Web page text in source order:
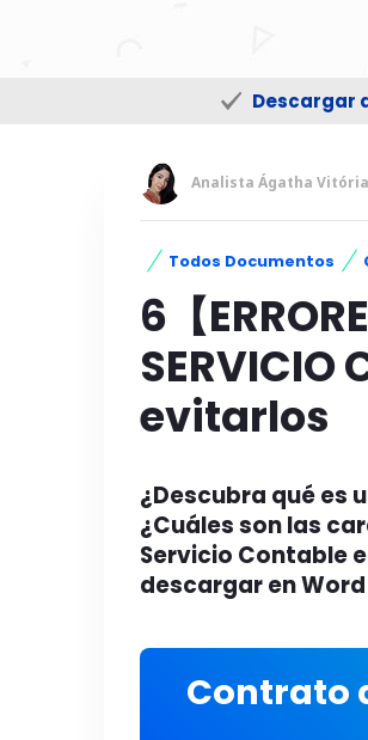
Descargar
Analista Ágatha
Todos Documentos
6【
evitarlos
¿Descubra qué es
¿Cuáles son las
Servicio Contable
descargar en
Contrato